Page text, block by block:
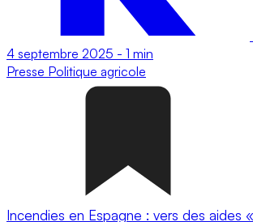
4 septembre 2025 - 1 min
Presse Politique agricole
Incendies en Espagne : vers des aides